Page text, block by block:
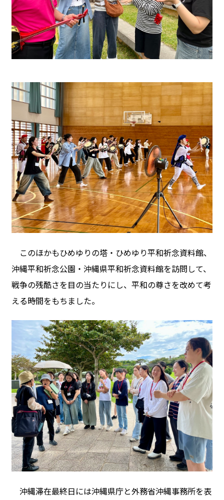
このほかもひめゆりの塔・ひめゆり平和祈念資料館、
沖縄平和祈念公園・沖縄県平和祈念資料館を訪問して、
戦争の残酷さを目の当たりにし、平和の尊さを改めて考
える時間をもちました。
沖縄滞在最終日には沖縄県庁と外務省沖縄事務所を表